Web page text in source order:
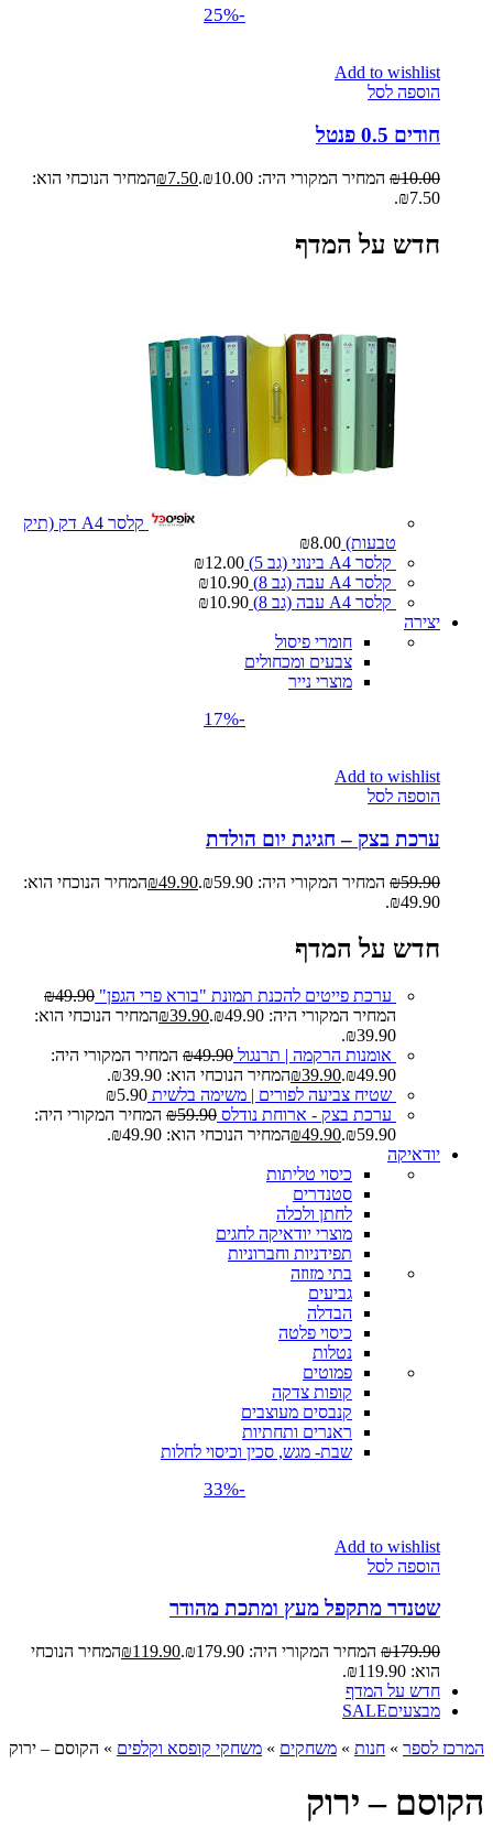
-25%
Add to wishlist
הוספה לסל
חודים 0.5 פנטל
₪10.00 המחיר המקורי היה: ₪10.00. ₪7.50
המחיר הנוכחי הוא:
₪7.50.
חדש על המדף
קלסר A4 דק (תיק
טבעות)
₪8.00
קלסר A4 בינוני (גב 5)
₪12.00
קלסר A4 עבה (גב 8)
₪10.90
קלסר A4 עבה (גב 8)
₪10.90
יצירה
חומרי פיסול
צבעים ומכחולים
מוצרי נייר
-17%
Add to wishlist
הוספה לסל
ערכת בצק – חגיגת יום הולדת
₪59.90 המחיר המקורי היה: ₪59.90. ₪49.90
המחיר הנוכחי הוא:
₪49.90.
חדש על המדף
ערכת פייטים להכנת תמונת "בורא פרי הגפן" ₪49.90
המחיר המקורי היה: ₪49.90.
₪39.90
המחיר הנוכחי הוא:
₪39.90.
אומנות הרקמה | תרנגול
₪49.90
המחיר המקורי היה:
₪49.90.
₪39.90
המחיר הנוכחי הוא: ₪39.90.
שטיח צביעה לפורים | משימה בלשית
₪5.90
ערכת בצק - ארוחת נודלס
₪59.90
המחיר המקורי היה:
₪59.90.
₪49.90
המחיר הנוכחי הוא: ₪49.90.
יודאיקה
כיסוי טליתות
סטנדרים
לחתן ולכלה
מוצרי יודאיקה לחגים
תפידניות וחברוניות
בתי מזוזה
גביעים
הבדלה
כיסוי פלטה
נטלות
פמוטים
קופות צדקה
קנבסים מעוצבים
ראנרים ותחתיות
שבת- מגש, סכין וכיסוי לחלות
-33%
Add to wishlist
הוספה לסל
שטנדר מתקפל מעץ ומתכת מהודר
₪179.90 המחיר המקורי היה: ₪179.90. ₪119.90
המחיר הנוכחי
הוא: ₪119.90.
חדש על המדף
מבצעיםSALE
המרכז לספר » חנות » משחקים » משחקי קופסא וקלפים » הקוסם – ירוק
הקוסם – ירוק